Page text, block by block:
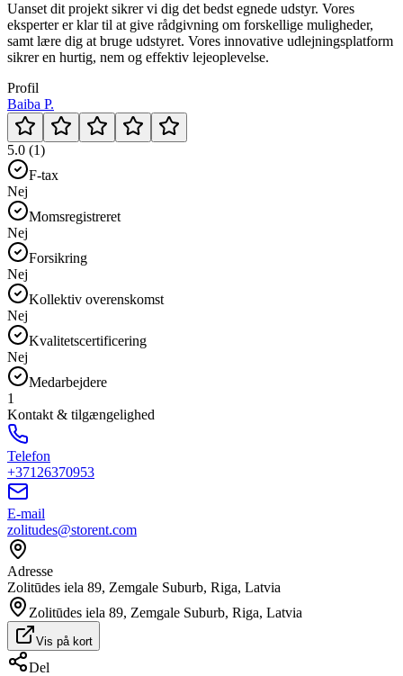
Uanset dit projekt sikrer vi dig det bedst egnede udstyr. Vores
eksperter er klar til at give rådgivning om forskellige muligheder,
samt lære dig at bruge udstyret. Vores innovative udlejningsplatform
sikrer en hurtig, nem og effektiv lejeoplevelse.
Profil
Baiba P.
5.0 (1)
F-tax
Nej
Momsregistreret
Nej
Forsikring
Nej
Kollektiv overenskomst
Nej
Kvalitetscertificering
Nej
Medarbejdere
1
Kontakt & tilgængelighed
Telefon
+37126370953
E-mail
zolitudes@storent.com
Adresse
Zolitūdes iela 89, Zemgale Suburb, Riga, Latvia
Zolitūdes iela 89, Zemgale Suburb, Riga, Latvia
Vis på kort
Del